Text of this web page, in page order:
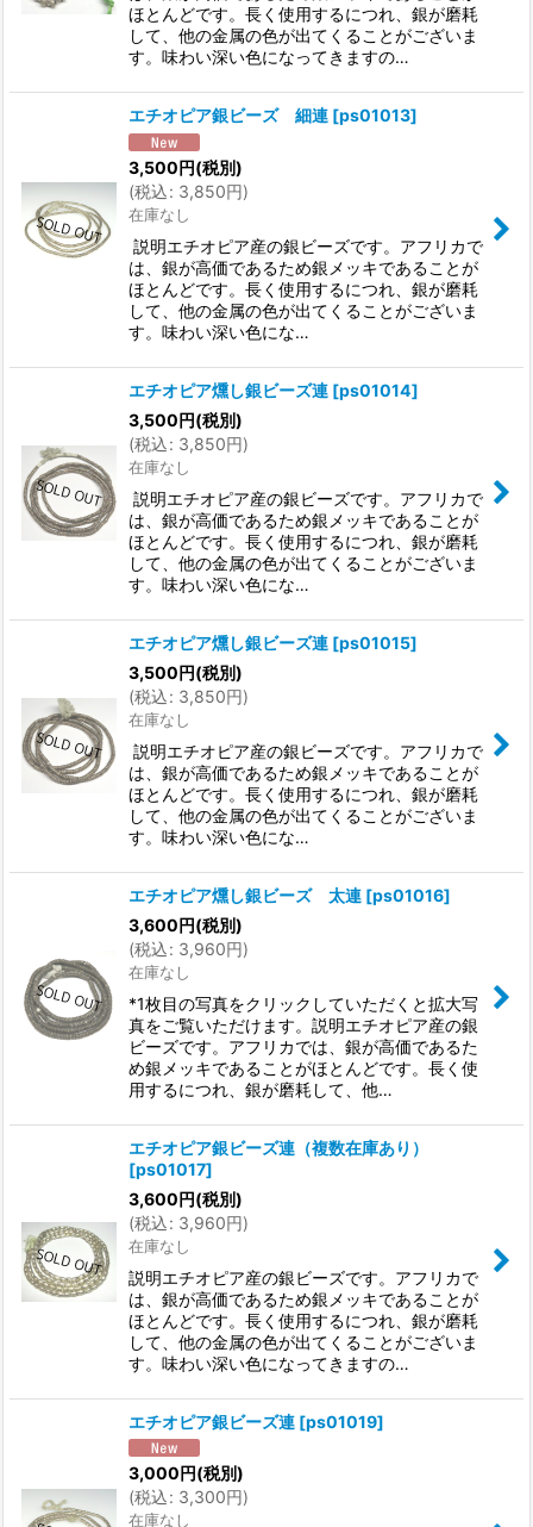
ほとんどです。長く使用するにつれ、銀が磨耗
して、他の金属の色が出てくることがございま
す。味わい深い色になってきますの…
エチオピア銀ビーズ 細連 [ps01013]
3,500円(税別)
(税込: 3,850円)
在庫なし
説明エチオピア産の銀ビーズです。アフリカで
は、銀が高価であるため銀メッキであることが
ほとんどです。長く使用するにつれ、銀が磨耗
して、他の金属の色が出てくることがございま
す。味わい深い色にな…
エチオピア燻し銀ビーズ連 [ps01014]
3,500円(税別)
(税込: 3,850円)
在庫なし
説明エチオピア産の銀ビーズです。アフリカで
は、銀が高価であるため銀メッキであることが
ほとんどです。長く使用するにつれ、銀が磨耗
して、他の金属の色が出てくることがございま
す。味わい深い色にな…
エチオピア燻し銀ビーズ連 [ps01015]
3,500円(税別)
(税込: 3,850円)
在庫なし
説明エチオピア産の銀ビーズです。アフリカで
は、銀が高価であるため銀メッキであることが
ほとんどです。長く使用するにつれ、銀が磨耗
して、他の金属の色が出てくることがございま
す。味わい深い色にな…
エチオピア燻し銀ビーズ 太連 [ps01016]
3,600円(税別)
(税込: 3,960円)
在庫なし
*1枚目の写真をクリックしていただくと拡大写
真をご覧いただけます。説明エチオピア産の銀
ビーズです。アフリカでは、銀が高価であるた
め銀メッキであることがほとんどです。長く使
用するにつれ、銀が磨耗して、他…
エチオピア銀ビーズ連（複数在庫あり）
[ps01017]
3,600円(税別)
(税込: 3,960円)
在庫なし
説明エチオピア産の銀ビーズです。アフリカで
は、銀が高価であるため銀メッキであることが
ほとんどです。長く使用するにつれ、銀が磨耗
して、他の金属の色が出てくることがございま
す。味わい深い色になってきますの…
エチオピア銀ビーズ連 [ps01019]
3,000円(税別)
(税込: 3,300円)
在庫なし